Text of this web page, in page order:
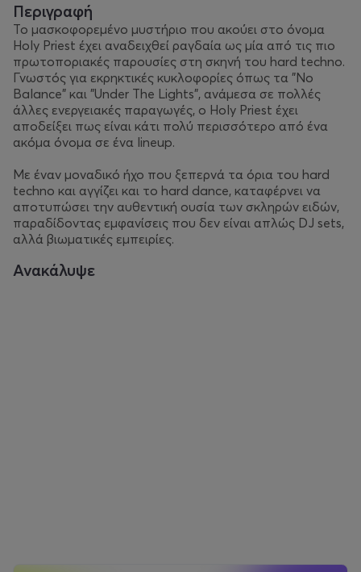
Περιγραφή
Το μασκοφορεμένο μυστήριο που ακούει στο όνομα
Holy Priest έχει αναδειχθεί ραγδαία ως μία από τις πιο
πρωτοποριακές παρουσίες στη σκηνή του hard techno.
Γνωστός για εκρηκτικές κυκλοφορίες όπως τα "No
Balance" και "Under The Lights", ανάμεσα σε πολλές
άλλες ενεργειακές παραγωγές, ο Holy Priest έχει
αποδείξει πως είναι κάτι πολύ περισσότερο από ένα
ακόμα όνομα σε ένα lineup.
Με έναν μοναδικό ήχο που ξεπερνά τα όρια του hard
techno και αγγίζει και το hard dance, καταφέρνει να
αποτυπώσει την αυθεντική ουσία των σκληρών ειδών,
παραδίδοντας εμφανίσεις που δεν είναι απλώς DJ sets,
αλλά βιωματικές εμπειρίες.
Ανακάλυψε